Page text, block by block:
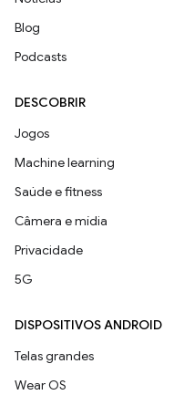
Blog
Podcasts
DESCOBRIR
Jogos
Machine learning
Saúde e fitness
Câmera e mídia
Privacidade
5G
DISPOSITIVOS ANDROID
Telas grandes
Wear OS